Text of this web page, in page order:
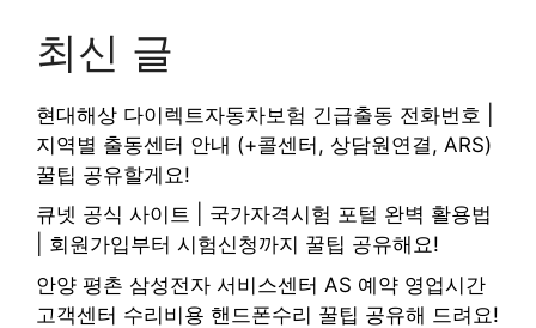
최신 글
현대해상 다이렉트자동차보험 긴급출동 전화번호 |
지역별 출동센터 안내 (+콜센터, 상담원연결, ARS)
꿀팁 공유할게요!
큐넷 공식 사이트 | 국가자격시험 포털 완벽 활용법
| 회원가입부터 시험신청까지 꿀팁 공유해요!
안양 평촌 삼성전자 서비스센터 AS 예약 영업시간
고객센터 수리비용 핸드폰수리 꿀팁 공유해 드려요!